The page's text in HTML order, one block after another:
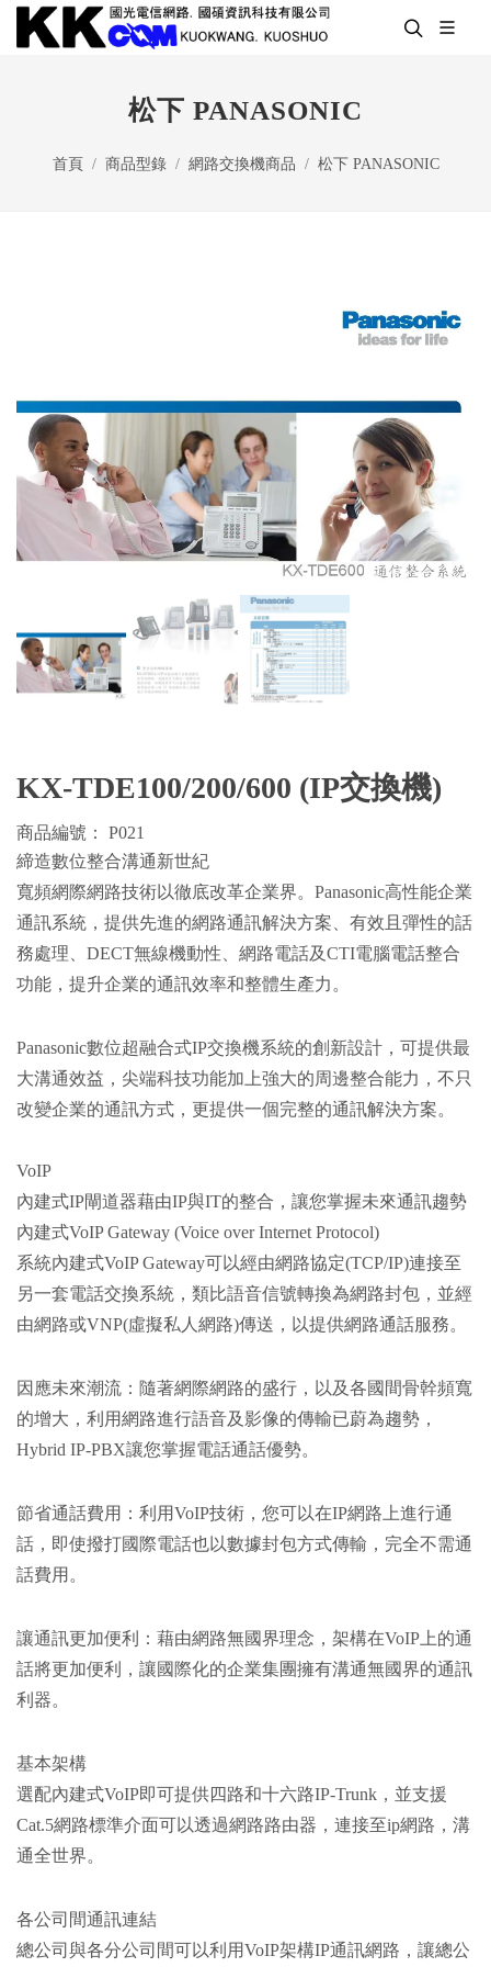
松下 PANASONIC
首頁 商品型錄 網路交換機商品 松下 PANASONIC
KX-TDE100/200/600 (IP交換機)
商品編號： P021
締造數位整合溝通新世紀
寬頻網際網路技術以徹底改革企業界。Panasonic高性能企業
通訊系統，提供先進的網路通訊解決方案、有效且彈性的話
務處理、DECT無線機動性、網路電話及CTI電腦電話整合
功能，提升企業的通訊效率和整體生產力。
Panasonic數位超融合式IP交換機系統的創新設計，可提供最
大溝通效益，尖端科技功能加上強大的周邊整合能力，不只
改變企業的通訊方式，更提供一個完整的通訊解決方案。
VoIP
內建式IP閘道器藉由IP與IT的整合，讓您掌握未來通訊趨勢
內建式VoIP Gateway (Voice over Internet Protocol)
系統內建式VoIP Gateway可以經由網路協定(TCP/IP)連接至
另一套電話交換系統，類比語音信號轉換為網路封包，並經
由網路或VNP(虛擬私人網路)傳送，以提供網路通話服務。
因應未來潮流：隨著網際網路的盛行，以及各國間骨幹頻寬
的增大，利用網路進行語音及影像的傳輸已蔚為趨勢，
Hybrid IP-PBX讓您掌握電話通話優勢。
節省通話費用：利用VoIP技術，您可以在IP網路上進行通
話，即使撥打國際電話也以數據封包方式傳輸，完全不需通
話費用。
讓通訊更加便利：藉由網路無國界理念，架構在VoIP上的通
話將更加便利，讓國際化的企業集團擁有溝通無國界的通訊
利器。
基本架構
選配內建式VoIP即可提供四路和十六路IP-Trunk，並支援
Cat.5網路標準介面可以透過網路路由器，連接至ip網路，溝
通全世界。
各公司間通訊連結
總公司與各分公司間可以利用VoIP架構IP通訊網路，讓總公